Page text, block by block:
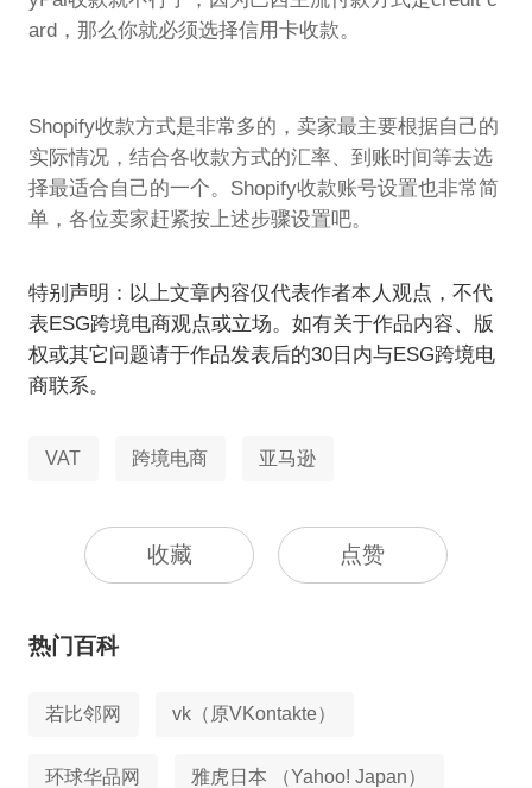
ard，那么你就必须选择信用卡收款。
Shopify收款方式是非常多的，卖家最主要根据自己的
实际情况，结合各收款方式的汇率、到账时间等去选
择最适合自己的一个。Shopify收款账号设置也非常简
单，各位卖家赶紧按上述步骤设置吧。
特别声明：以上文章内容仅代表作者本人观点，不代
表ESG跨境电商观点或立场。如有关于作品内容、版
权或其它问题请于作品发表后的30日内与ESG跨境电
商联系。
VAT 跨境电商 亚马逊
收藏 点赞
热门百科
若比邻网 vk（原VKontakte）
环球华品网 雅虎日本 （Yahoo! Japan）